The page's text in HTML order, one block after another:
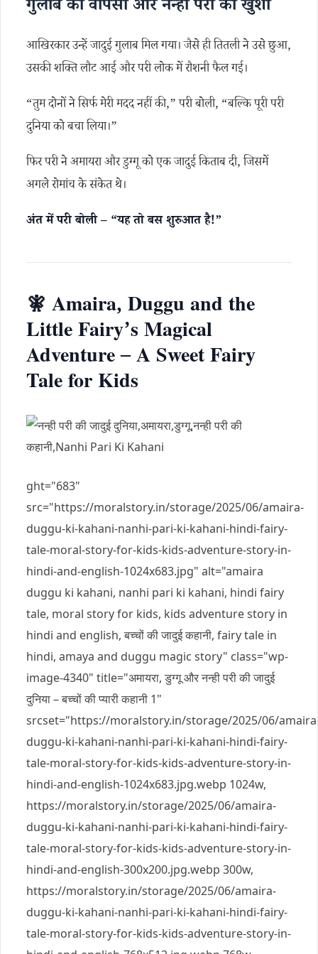
गुलाब की वापसी और नन्ही परी की खुशी
आखिरकार उन्हें जादुई गुलाब मिल गया। जैसे ही तितली ने उसे छुआ,
उसकी शक्ति लौट आई और परी लोक में रौशनी फैल गई।
“तुम दोनों ने सिर्फ मेरी मदद नहीं की,” परी बोली, “बल्कि पूरी परी
दुनिया को बचा लिया।”
फिर परी ने अमायरा और डुग्गू को एक जादुई किताब दी, जिसमें
अगले रोमांच के संकेत थे।
अंत में परी बोली – “यह तो बस शुरुआत है!”
🧚 Amaira, Duggu and the
Little Fairy’s Magical
Adventure – A Sweet Fairy
Tale for Kids
ght="683"
src="https://moralstory.in/storage/2025/06/amaira-
duggu-ki-kahani-nanhi-pari-ki-kahani-hindi-fairy-
tale-moral-story-for-kids-kids-adventure-story-in-
hindi-and-english-1024x683.jpg" alt="amaira
duggu ki kahani, nanhi pari ki kahani, hindi fairy
tale, moral story for kids, kids adventure story in
hindi and english, बच्चों की जादुई कहानी, fairy tale in
hindi, amaya and duggu magic story" class="wp-
image-4340" title="अमायरा, डुग्गू और नन्ही परी की जादुई
दुनिया – बच्चों की प्यारी कहानी 1"
srcset="https://moralstory.in/storage/2025/06/
duggu-ki-kahani-nanhi-pari-ki-kahani-hindi-fairy-
tale-moral-story-for-kids-kids-adventure-story-in-
hindi-and-english-1024x683.jpg.webp 1024w,
https://moralstory.in/storage/2025/06/amaira-
duggu-ki-kahani-nanhi-pari-ki-kahani-hindi-fairy-
tale-moral-story-for-kids-kids-adventure-story-in-
hindi-and-english-300x200.jpg.webp 300w,
https://moralstory.in/storage/2025/06/amaira-
duggu-ki-kahani-nanhi-pari-ki-kahani-hindi-fairy-
tale-moral-story-for-kids-kids-adventure-story-in-